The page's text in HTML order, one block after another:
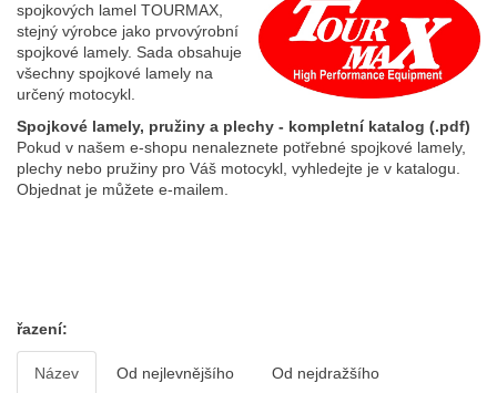
spojkových lamel TOURMAX,
stejný výrobce jako prvovýrobní
spojkové lamely. Sada obsahuje
všechny spojkové lamely na
určený motocykl.
Spojkové lamely, pružiny a plechy - kompletní katalog (.pdf)
Pokud v našem e-shopu nenaleznete potřebné spojkové lamely,
plechy nebo pružiny pro Váš motocykl, vyhledejte je v katalogu.
Objednat je můžete e-mailem.
řazení:
Název Od nejlevnějšího Od nejdražšího